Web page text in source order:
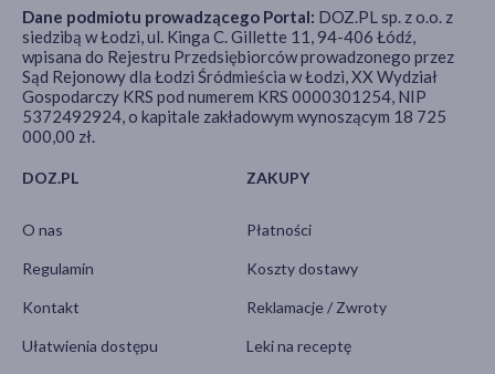
DOZ.PL
O nas
Regulamin
Kontakt
Ułatwienia dostępu
ZAKUPY
Płatności
Koszty dostawy
Reklamacje / Zwroty
Leki na receptę
Dane podmiotu prowadzącego Portal: DOZ.PL sp. z o.o. z
siedzibą w Łodzi, ul. Kinga C. Gillette 11, 94-406 Łódź,
wpisana do Rejestru Przedsiębiorców prowadzonego przez
Sąd Rejonowy dla Łodzi Śródmieścia w Łodzi, XX Wydział
Gospodarczy KRS pod numerem KRS 0000301254, NIP
5372492924, o kapitale zakładowym wynoszącym 18 725
000,00 zł.